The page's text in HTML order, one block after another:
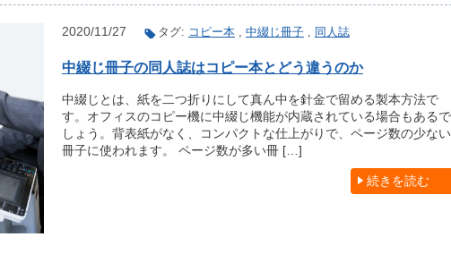
2020/11/27 タグ: コピー本 中綴じ冊子 同人誌
中綴じ冊子の同人誌はコピー本とどう違うのか
中綴じとは、紙を二つ折りにして真ん中を針金で留める製本方法で
す。オフィスのコピー機に中綴じ機能が内蔵されている場合もあるで
しょう。背表紙がなく、コンパクトな仕上がりで、ページ数の少ない
冊子に使われます。 ページ数が多い冊 […]
続きを読む